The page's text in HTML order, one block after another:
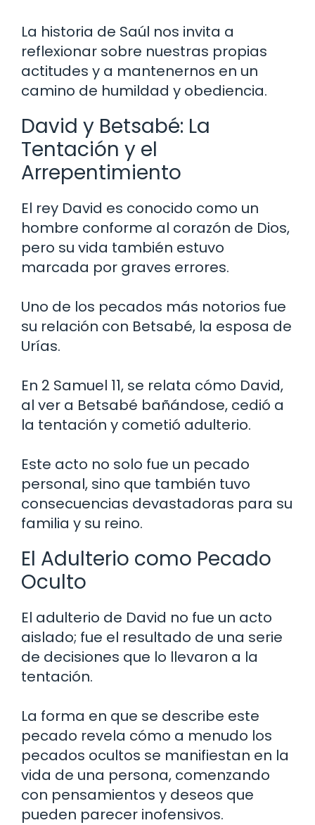
La historia de Saúl nos invita a
reflexionar sobre nuestras propias
actitudes y a mantenernos en un
camino de humildad y obediencia.
David y Betsabé: La
Tentación y el
Arrepentimiento
El rey David es conocido como un
hombre conforme al corazón de Dios,
pero su vida también estuvo
marcada por graves errores.
Uno de los pecados más notorios fue
su relación con Betsabé, la esposa de
Urías.
En 2 Samuel 11, se relata cómo David,
al ver a Betsabé bañándose, cedió a
la tentación y cometió adulterio.
Este acto no solo fue un pecado
personal, sino que también tuvo
consecuencias devastadoras para su
familia y su reino.
El Adulterio como Pecado
Oculto
El adulterio de David no fue un acto
aislado; fue el resultado de una serie
de decisiones que lo llevaron a la
tentación.
La forma en que se describe este
pecado revela cómo a menudo los
pecados ocultos se manifiestan en la
vida de una persona, comenzando
con pensamientos y deseos que
pueden parecer inofensivos.